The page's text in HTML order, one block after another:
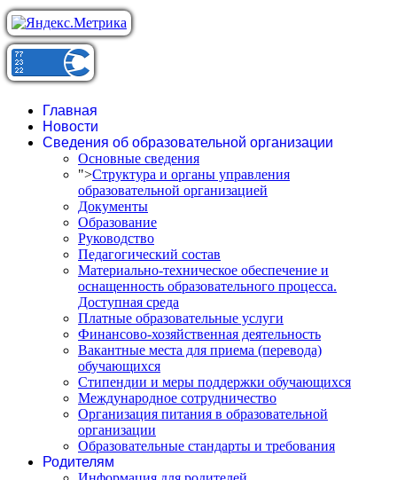
Главная
Новости
Сведения об образовательной организации
Основные сведения
">Структура и органы управления
образовательной организацией
Документы
Образование
Руководство
Педагогический состав
Материально-техническое обеспечение и
оснащенность образовательного процесса.
Доступная среда
Платные образовательные услуги
Финансово-хозяйственная деятельность
Вакантные места для приема (перевода)
обучающихся
Стипендии и меры поддержки обучающихся
Международное сотрудничество
Организация питания в образовательной
организации
Образовательные стандарты и требования
Родителям